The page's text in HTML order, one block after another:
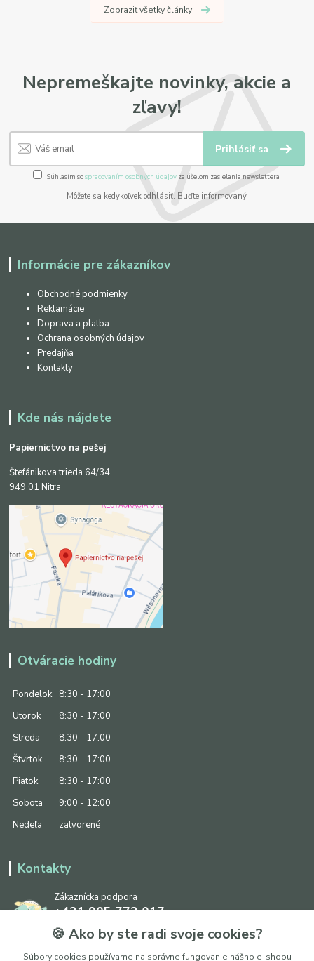
Zobraziť všetky články
Nepremeškajte novinky, akcie a
zľavy!
Prihlásiť sa
Súhlasím sospracovaním osobných údajov za účelom zasielania newslettera.
Môžete sa kedykoľvek odhlásiť. Buďte informovaný.
Informácie pre zákazníkov
Obchodné podmienky
Reklamácie
Doprava a platba
Ochrana osobných údajov
Predajňa
Kontakty
Kde nás nájdete
Papiernictvo na pešej
Štefánikova trieda 64/34
949 01 Nitra
Otváracie hodiny
Pondelok
8:30 - 17:00
Utorok
8:30 - 17:00
Streda
8:30 - 17:00
Štvrtok
8:30 - 17:00
Piatok
8:30 - 17:00
Sobota
9:00 - 12:00
Nedeľa
zatvorené
Kontakty
Zákaznícka podpora
+421 905 773 017
(Po-Pia, 8:30 - 17:00, So: 9:00 - 12:00)
info@ipapier.sk
🍪 Ako by ste radi svoje cookies?
Súbory cookies používame na správne fungovanie nášho e-shopu